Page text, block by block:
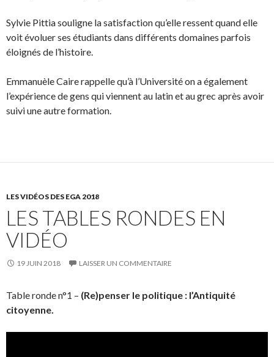
Sylvie Pittia souligne la satisfaction qu’elle ressent quand elle
voit évoluer ses étudiants dans différents domaines parfois
éloignés de l’histoire.
Emmanuèle Caire rappelle qu’à l’Université on a également
l’expérience de gens qui viennent au latin et au grec après avoir
suivi une autre formation.
LES VIDÉOS DES EGA 2018
LES TABLES RONDES EN
VIDÉO
19 JUIN 2018 LAISSER UN COMMENTAIRE
Table ronde n°1 – (Re)penser le politique : l’Antiquité
citoyenne.